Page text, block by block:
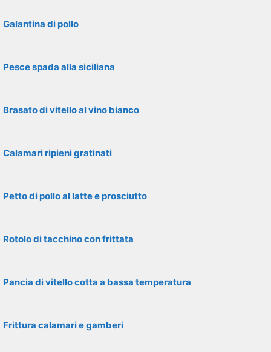
Galantina di pollo
Pesce spada alla siciliana
Brasato di vitello al vino bianco
Calamari ripieni gratinati
Petto di pollo al latte e prosciutto
Rotolo di tacchino con frittata
Pancia di vitello cotta a bassa temperatura
Frittura calamari e gamberi